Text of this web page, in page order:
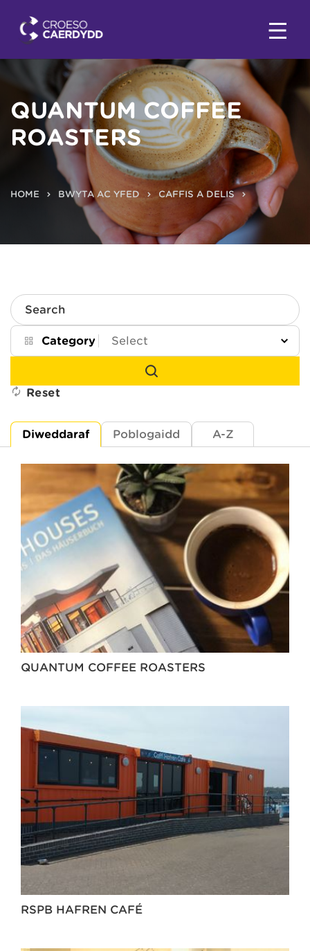
QUANTUM COFFEE
ROASTERS
HOME BWYTA AC YFED CAFFIS A DELIS
Search
Category
Reset
Diweddaraf Poblogaidd A-Z
QUANTUM COFFEE ROASTERS
RSPB HAFREN CAFÉ